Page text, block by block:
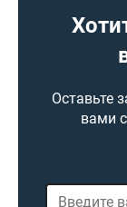
Оставьте
вами